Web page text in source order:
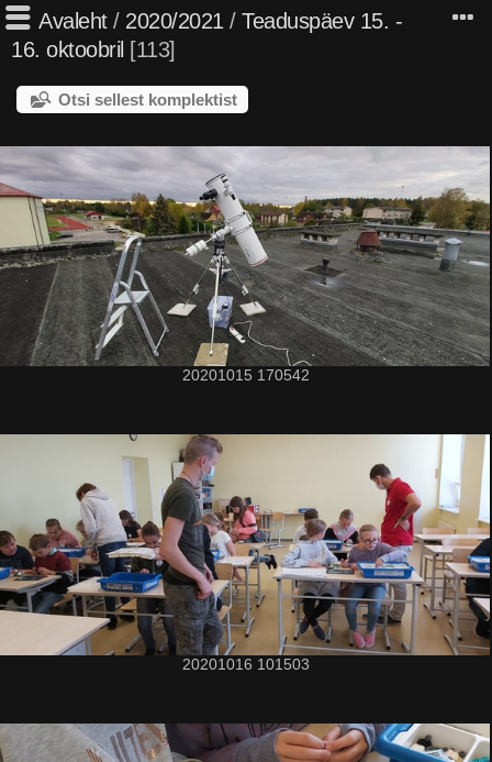
Avaleht/ 2020/2021 / Teaduspäev 15. -
16. oktoobril
113
Otsi sellest komplektist
20201015 170542
20201016 101503